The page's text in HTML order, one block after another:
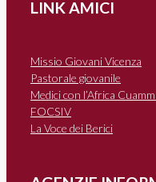
LINK AMICI
Missio Giovani Vicenza
Pastorale giovanile
Medici con l’Africa Cuamm
FOCSIV
La Voce dei Berici